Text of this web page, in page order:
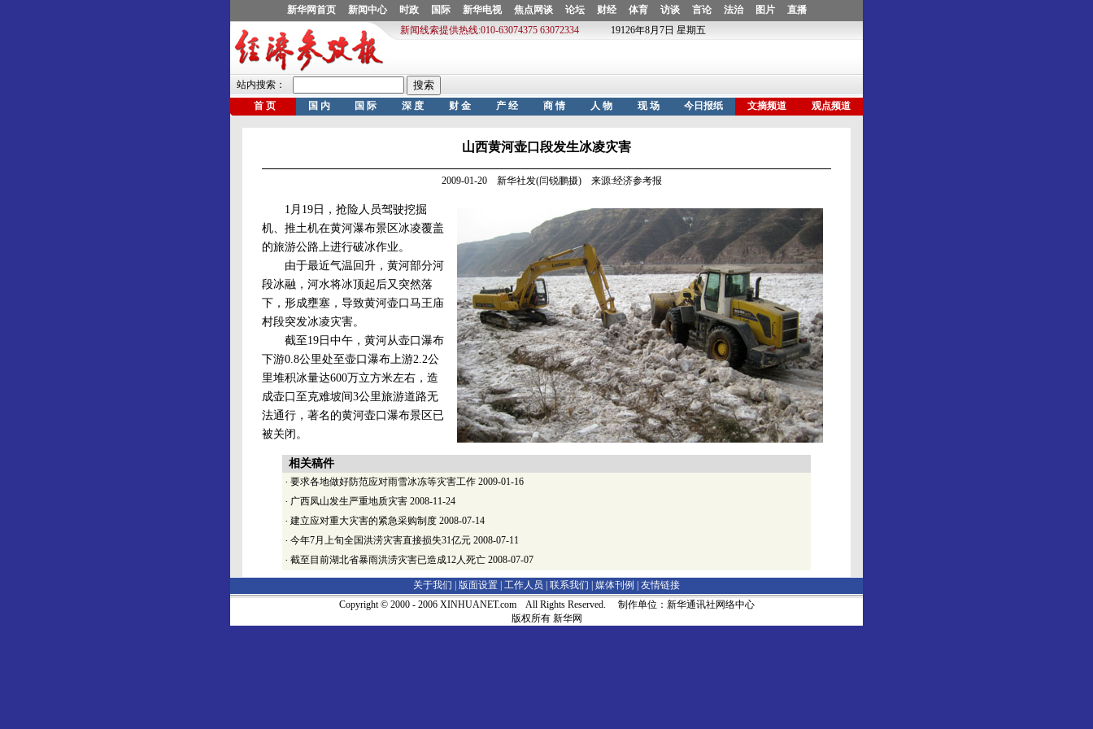
山西黄河壶口段发生冰凌灾害
2009-01-20 新华社发(闫锐鹏摄) 来源:经济参考报
1月19日，抢险人员驾驶挖掘
机、推土机在黄河瀑布景区冰凌覆盖
的旅游公路上进行破冰作业。
由于最近气温回升，黄河部分河
段冰融，河水将冰顶起后又突然落
下，形成壅塞，导致黄河壶口马王庙
村段突发冰凌灾害。
截至19日中午，黄河从壶口瀑布
下游0.8公里处至壶口瀑布上游2.2公
里堆积冰量达600万立方米左右，造
成壶口至克难坡间3公里旅游道路无
法通行，著名的黄河壶口瀑布景区已
被关闭。
相关稿件
· 要求各地做好防范应对雨雪冰冻等灾害工作 2009-01-16
· 广西凤山发生严重地质灾害 2008-11-24
· 建立应对重大灾害的紧急采购制度 2008-07-14
· 今年7月上旬全国洪涝灾害直接损失31亿元 2008-07-11
· 截至目前湖北省暴雨洪涝灾害已造成12人死亡 2008-07-07
关于我们 | 版面设置 工作人员 联系我们 媒体刊例
友情链接
Copyright © 2000 - 2006 XINHUANET.com All Rights Reserved. 制作单位：新华通讯社网络中心
版权所有 新华网